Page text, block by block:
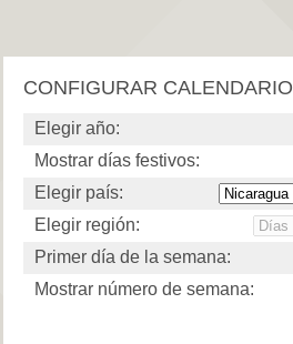
CONFIGURAR CALENDARIO
Elegir año:
Mostrar días festivos:
Elegir país:
Elegir región:
Primer día de la semana:
Mostrar número de semana: